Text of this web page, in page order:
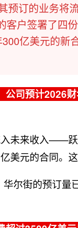
订的业务将
户签署了四
亿美元的新
司预计2026
未来收入——
美元的合同。
尔街的预订量